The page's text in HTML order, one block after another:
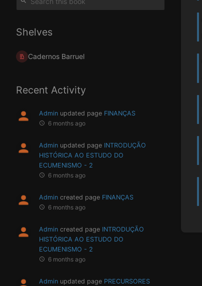
Shelves
Cadernos Barruel
Recent Activity
Admin updated page FINANÇAS
6 months ago
Admin updated page INTRODUÇÃO
HISTÓRICA AO ESTUDO DO
ECUMENISMO - 2
6 months ago
Admin created page FINANÇAS
6 months ago
Admin created page INTRODUÇÃO
HISTÓRICA AO ESTUDO DO
ECUMENISMO - 2
6 months ago
Admin updated page PRECURSORES